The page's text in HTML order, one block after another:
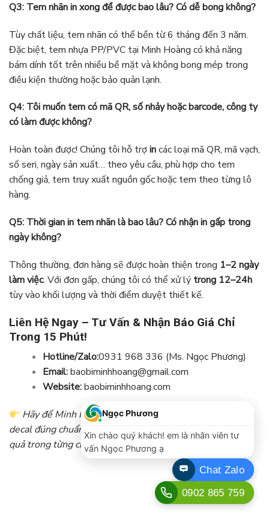
Q3: Tem nhãn in xong để được bao lâu? Có dễ bong không?
Tùy chất liệu, tem nhãn có thể bền từ 6 tháng đến 3 năm.
Đặc biệt, tem nhựa PP/PVC tại Minh Hoàng có khả năng
bám dính tốt trên nhiều bề mặt và không bong mép trong
điều kiện thường hoặc bảo quản lạnh.
Q4: Tôi muốn tem có mã QR, số nhảy hoặc barcode, công ty
có làm được không?
Hoàn toàn được! Chúng tôi hỗ trợincác loại mã QR, mã vạch,
số seri, ngày sản xuất… theo yêu cầu, phù hợp cho tem
chống giả, tem truy xuất nguồn gốc hoặc tem theo từng lô
hàng.
Q5: Thời gian in tem nhãn là bao lâu? Có nhận in gấp trong
ngày không?
Thông thường, đơn hàng sẽ được hoàn thiện trong 1–2 ngày
làm việc. Với đơn gấp, chúng tôi có thể xử lý trong 12–24h
tùy vào khối lượng và thời điểm duyệt thiết kế.
Liên Hệ Ngay – Tư Vấn & Nhận Báo Giá Chỉ
Trong 15 Phút!
Hotline/Zalo:0931 968 336 (Ms. Ngọc Phương)
Email:baobiminhhoang@gmail.com
Website:baobiminhhoang.com
Hãy để Minh Hoàng Label giúp bạn tạo ra những chiếc
decal đúng chuẩn thương hiệu – đẹp mắt, bền bỉ và hiệu
quả trong từng chi tiết!